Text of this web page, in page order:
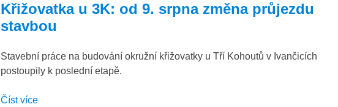
Křižovatka u 3K: od 9. srpna změna průjezdu
stavbou
Stavební práce na budování okružní křižovatky u Tří Kohoutů v Ivančicích
postoupily k poslední etapě.
Číst více